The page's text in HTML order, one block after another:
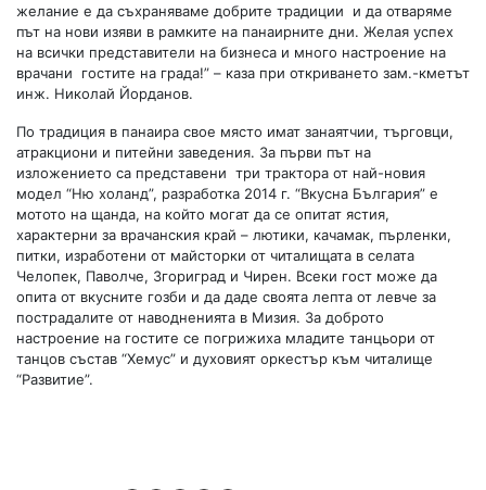
желание е да съхраняваме добрите традиции и да отваряме
път на нови изяви в рамките на панаирните дни. Желая успех
на всички представители на бизнеса и много настроение на
врачани гостите на града!” – каза при откриването зам.-кметът
инж. Николай Йорданов.
По традиция в панаира свое място имат занаятчии, търговци,
атракциони и питейни заведения. За първи път на
изложението са представени три трактора от най-новия
модел “Ню холанд”, разработка 2014 г. “Вкусна България” е
мотото на щанда, на който могат да се опитат ястия,
характерни за врачанския край – лютики, качамак, пърленки,
питки, изработени от майсторки от читалищата в селата
Челопек, Паволче, Згориград и Чирен. Всеки гост може да
опита от вкусните гозби и да даде своята лепта от левче за
пострадалите от наводненията в Мизия. За доброто
настроение на гостите се погрижиха младите танцьори от
танцов състав “Хемус” и духовият оркестър към читалище
“Развитие”.